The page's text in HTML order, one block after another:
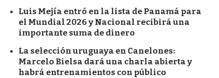
Luis Mejía entró en la lista de Panamá para
el Mundial 2026 y Nacional recibirá una
importante suma de dinero
La selección uruguaya en Canelones:
Marcelo Bielsa dará una charla abierta y
habrá entrenamientos con público